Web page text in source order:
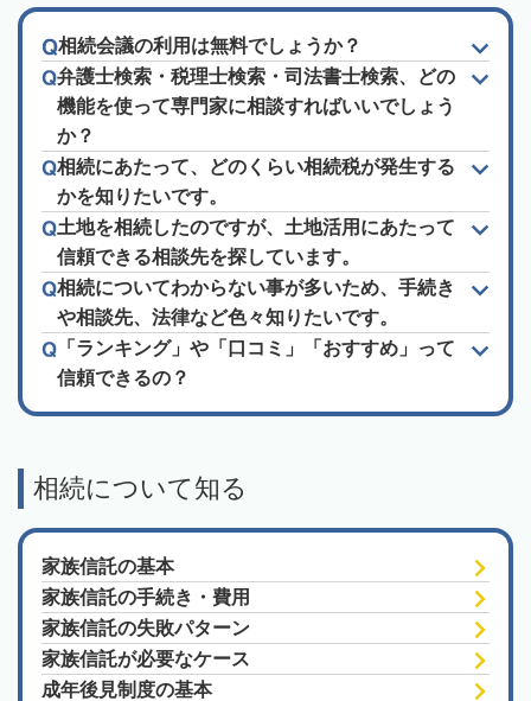
相続会議の利用は無料でしょうか？
弁護士検索・税理士検索・司法書士検索、どの
機能を使って専門家に相談すればいいでしょう
か？
相続にあたって、どのくらい相続税が発生する
かを知りたいです。
土地を相続したのですが、土地活用にあたって
信頼できる相談先を探しています。
相続についてわからない事が多いため、手続き
や相談先、法律など色々知りたいです。
「ランキング」や「口コミ」「おすすめ」って
信頼できるの？
相続について知る
家族信託の基本
家族信託の手続き・費用
家族信託の失敗パターン
家族信託が必要なケース
成年後見制度の基本